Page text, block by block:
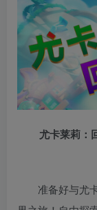
尤卡莱莉：
准备好与尤